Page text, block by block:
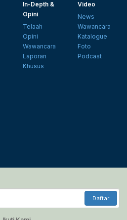
In-Depth &
Opini
Telaah
Opini
Wawancara
Laporan
Khusus
Video
News
Wawancara
Katalogue
Foto
Podcast
Daftar